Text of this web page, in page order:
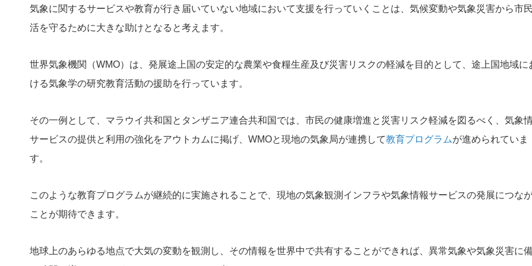
気象に関するサービスや教育が行き届いていない地域において支援を行っていくことは、気候変動や気象災害から市
活を守るために大きな助けとなると考えます。
世界気象機関（WMO）は、発展途上国の安定的な農業や食糧生産及び災害リスクの軽減を目的として、途上国地域に
ける気象学の研究教育活動の援助を行っています。
その一例として、マラウイ共和国とタンザニア連合共和国では、市民の健康増進と災害リスク軽減を図るべく、気象
サービスの提供と利用の強化をアウトカムに掲げ、WMOと現地の気象局が連携して教育プログラムが進められていま
す。
このような教育プログラムが継続的に実施されることで、現地の気象観測インフラや気象情報サービスの発展につな
ことが期待できます。
地球上のあらゆる地点で大気の変動を観測し、その情報を世界中で共有することができれば、異常気象や気象災害に備